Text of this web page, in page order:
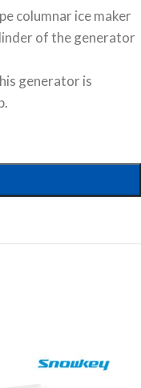
columnar ice maker
of the generator
generator is